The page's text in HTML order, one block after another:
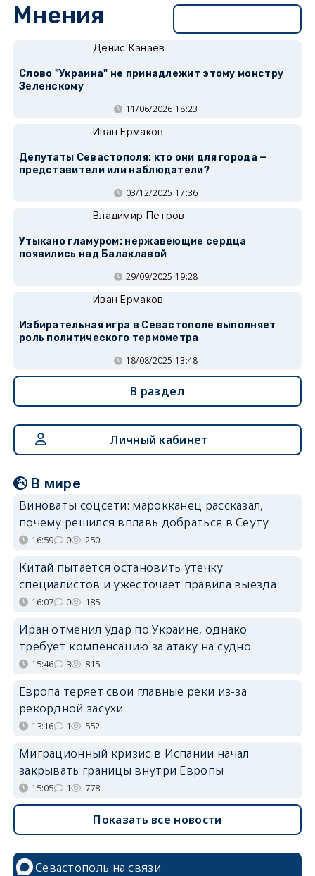
Мнения
Денис Канаев
Слово "Украина" не принадлежит этому монстру
Зеленскому
11/06/2026 18:23
Иван Ермаков
Депутаты Севастополя: кто они для города —
представители или наблюдатели?
03/12/2025 17:36
Владимир Петров
Утыкано гламуром: нержавеющие сердца
появились над Балаклавой
29/09/2025 19:28
Иван Ермаков
Избирательная игра в Севастополе выполняет
роль политического термометра
18/08/2025 13:48
В раздел
Личный кабинет
В мире
Виноваты соцсети: марокканец рассказал,
почему решился вплавь добраться в Сеуту
16:59 0 250
Китай пытается остановить утечку
специалистов и ужесточает правила выезда
16:07 0 185
Иран отменил удар по Украине, однако
требует компенсацию за атаку на судно
15:46 3 815
Европа теряет свои главные реки из-за
рекордной засухи
13:16 1 552
Миграционный кризис в Испании начал
закрывать границы внутри Европы
15:05 1 778
Показать все новости
Севастополь на связи